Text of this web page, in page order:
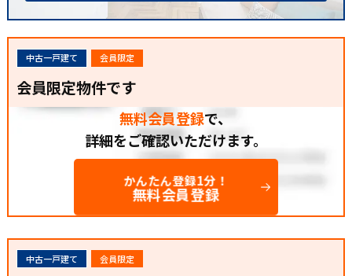
中古一戸建て 会員限定
会員限定物件です
無料会員登録で、
詳細をご確認いただけます。
かんたん登録1分！
無料会員登録
中古一戸建て 会員限定